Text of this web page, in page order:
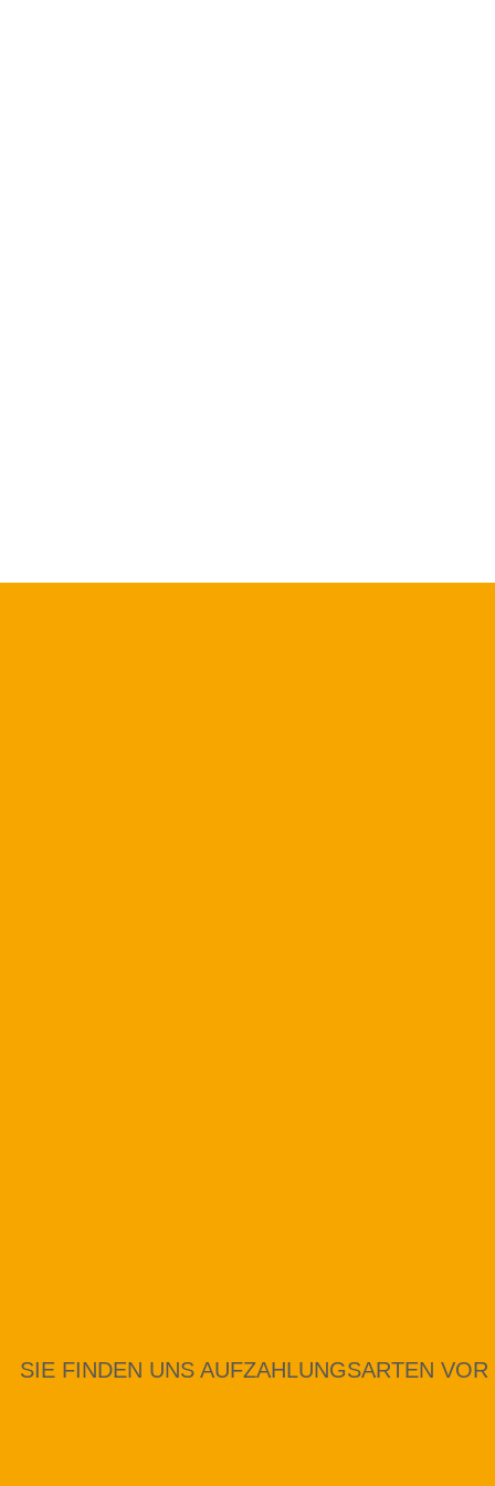
SIE FINDEN UNS AUFZAHLUNGSARTEN VOR